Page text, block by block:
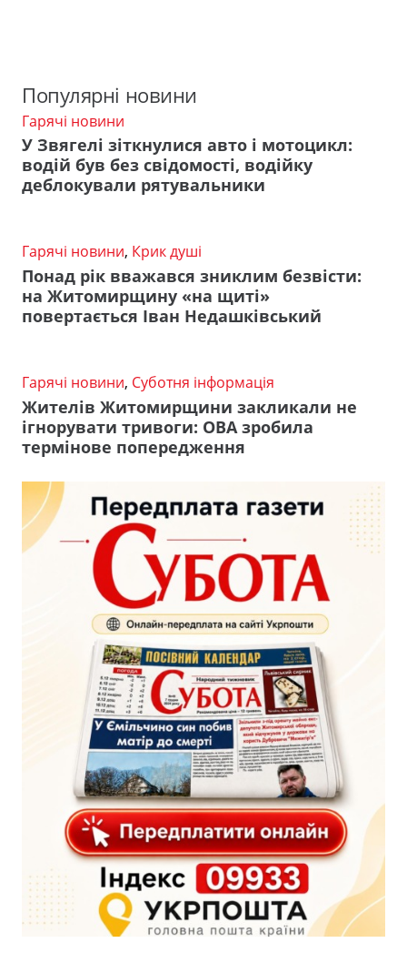
Популярні новини
Гарячі новини
У Звягелі зіткнулися авто і мотоцикл:
водій був без свідомості, водійку
деблокували рятувальники
Гарячі новини, Крик душі
Понад рік вважався зниклим безвісти:
на Житомирщину «на щиті»
повертається Іван Недашківський
Гарячі новини, Суботня інформація
Жителів Житомирщини закликали не
ігнорувати тривоги: ОВА зробила
термінове попередження